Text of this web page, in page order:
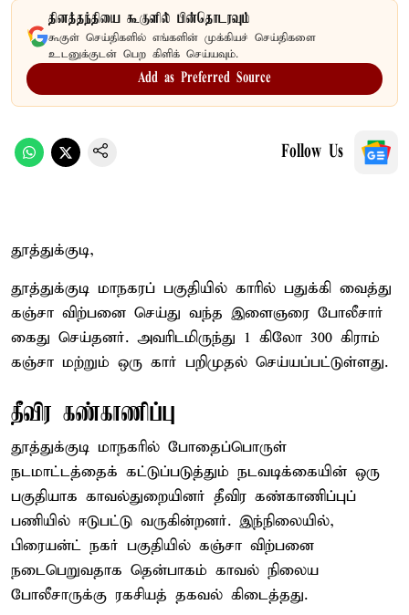
தினத்தந்தியை கூகுளில் பின்தொடரவும்
கூகுள் செய்திகளில் எங்களின் முக்கியச் செய்திகளை
உடனுக்குடன் பெற கிளிக் செய்யவும்.
Add as Preferred Source
Follow Us
தூத்துக்குடி,
தூத்துக்குடி மாநகரப் பகுதியில் காரில் பதுக்கி வைத்து
கஞ்சா விற்பனை செய்து வந்த இளைஞரை போலீசார்
கைது செய்தனர். அவரிடமிருந்து 1 கிலோ 300 கிராம்
கஞ்சா மற்றும் ஒரு கார் பறிமுதல் செய்யப்பட்டுள்ளது.
தீவிர கண்காணிப்பு
தூத்துக்குடி மாநகரில் போதைப்பொருள்
நடமாட்டத்தைக் கட்டுப்படுத்தும் நடவடிக்கையின் ஒரு
பகுதியாக காவல்துறையினர் தீவிர கண்காணிப்புப்
பணியில் ஈடுபட்டு வருகின்றனர். இந்நிலையில்,
பிரையன்ட் நகர் பகுதியில் கஞ்சா விற்பனை
நடைபெறுவதாக தென்பாகம் காவல் நிலைய
போலீசாருக்கு ரகசியத் தகவல் கிடைத்தது.